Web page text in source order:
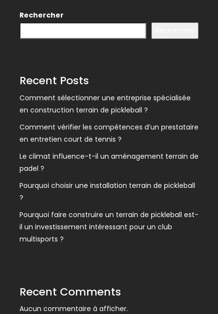
Rechercher
Recent Posts
Comment sélectionner une entreprise spécialisée
en construction terrain de pickleball ?
Comment vérifier les compétences d’un prestataire
en entretien court de tennis ?
Le climat influence-t-il un aménagement terrain de
padel ?
Pourquoi choisir une installation terrain de pickleball
?
Pourquoi faire construire un terrain de pickleball est-
il un investissement intéressant pour un club
multisports ?
Recent Comments
Aucun commentaire à afficher.